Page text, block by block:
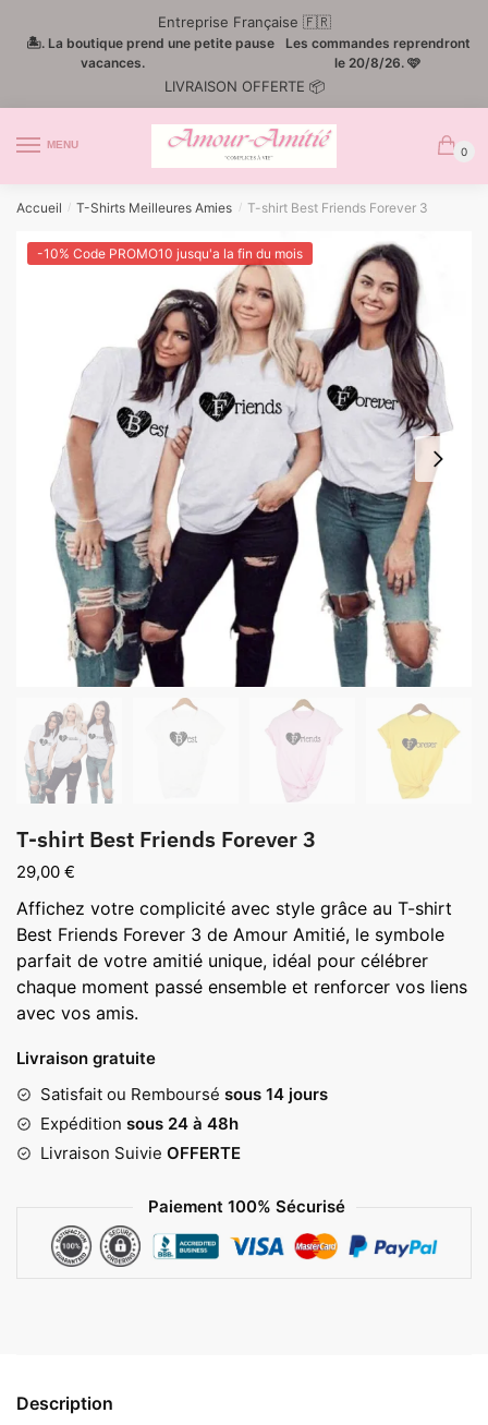
Entreprise Française 🇫🇷
🏝️. La boutique prend une petite pause
vacances.
Les commandes reprendront
le 20/8/26. 🩷
LIVRAISON OFFERTE 📦
MENU
0
Accueil / T-Shirts Meilleures Amies / T-shirt Best Friends Forever 3
-10% Code PROMO10 jusqu'a la fin du mois
T-shirt Best Friends Forever 3
29,00 €
Affichez votre complicité avec style grâce au T-shirt
Best Friends Forever 3 de Amour Amitié, le symbole
parfait de votre amitié unique, idéal pour célébrer
chaque moment passé ensemble et renforcer vos liens
avec vos amis.
Livraison gratuite
Satisfait ou Remboursé sous 14 jours
Expédition sous 24 à 48h
Livraison Suivie OFFERTE
Paiement 100% Sécurisé
Description